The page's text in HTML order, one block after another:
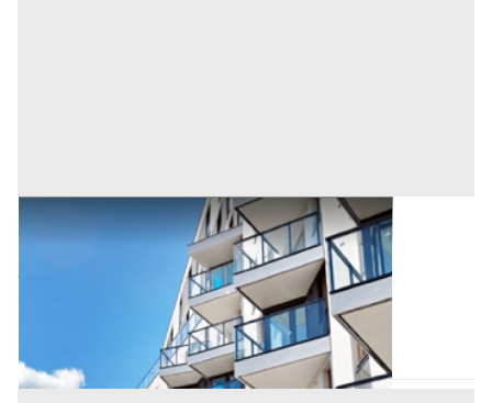
Appartamento all'asta a Padova
Villafranca Padovana (Padova)
39.000 € 52.000 €
AI329108